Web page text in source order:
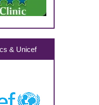
& Unicef